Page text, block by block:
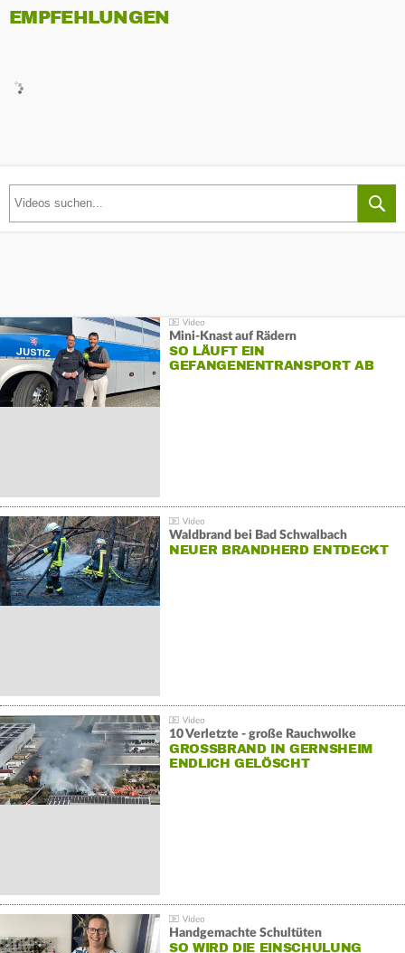
EMPFEHLUNGEN
Mini-Knast auf Rädern
SO LÄUFT EIN
GEFANGENENTRANSPORT AB
Waldbrand bei Bad Schwalbach
NEUER BRANDHERD ENTDECKT
10 Verletzte - große Rauchwolke
GROSSBRAND IN GERNSHEIM E
NDLICH GELÖSCHT
Handgemachte Schultüten
SO WIRD DIE EINSCHULUNG